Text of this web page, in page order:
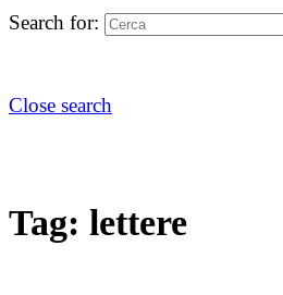
Search for:
Close search
Tag: lettere